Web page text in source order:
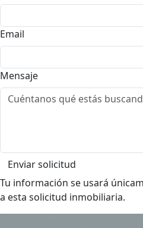
Email
Mensaje
Enviar solicitud
Tu información se usará
a esta solicitud inmobiliaria.